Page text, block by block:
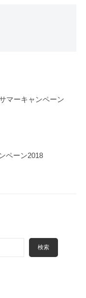
マーキャンペーン
ペーン2018
検索